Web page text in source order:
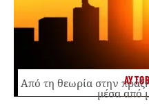
Από τη θεωρία στην
μέσα από